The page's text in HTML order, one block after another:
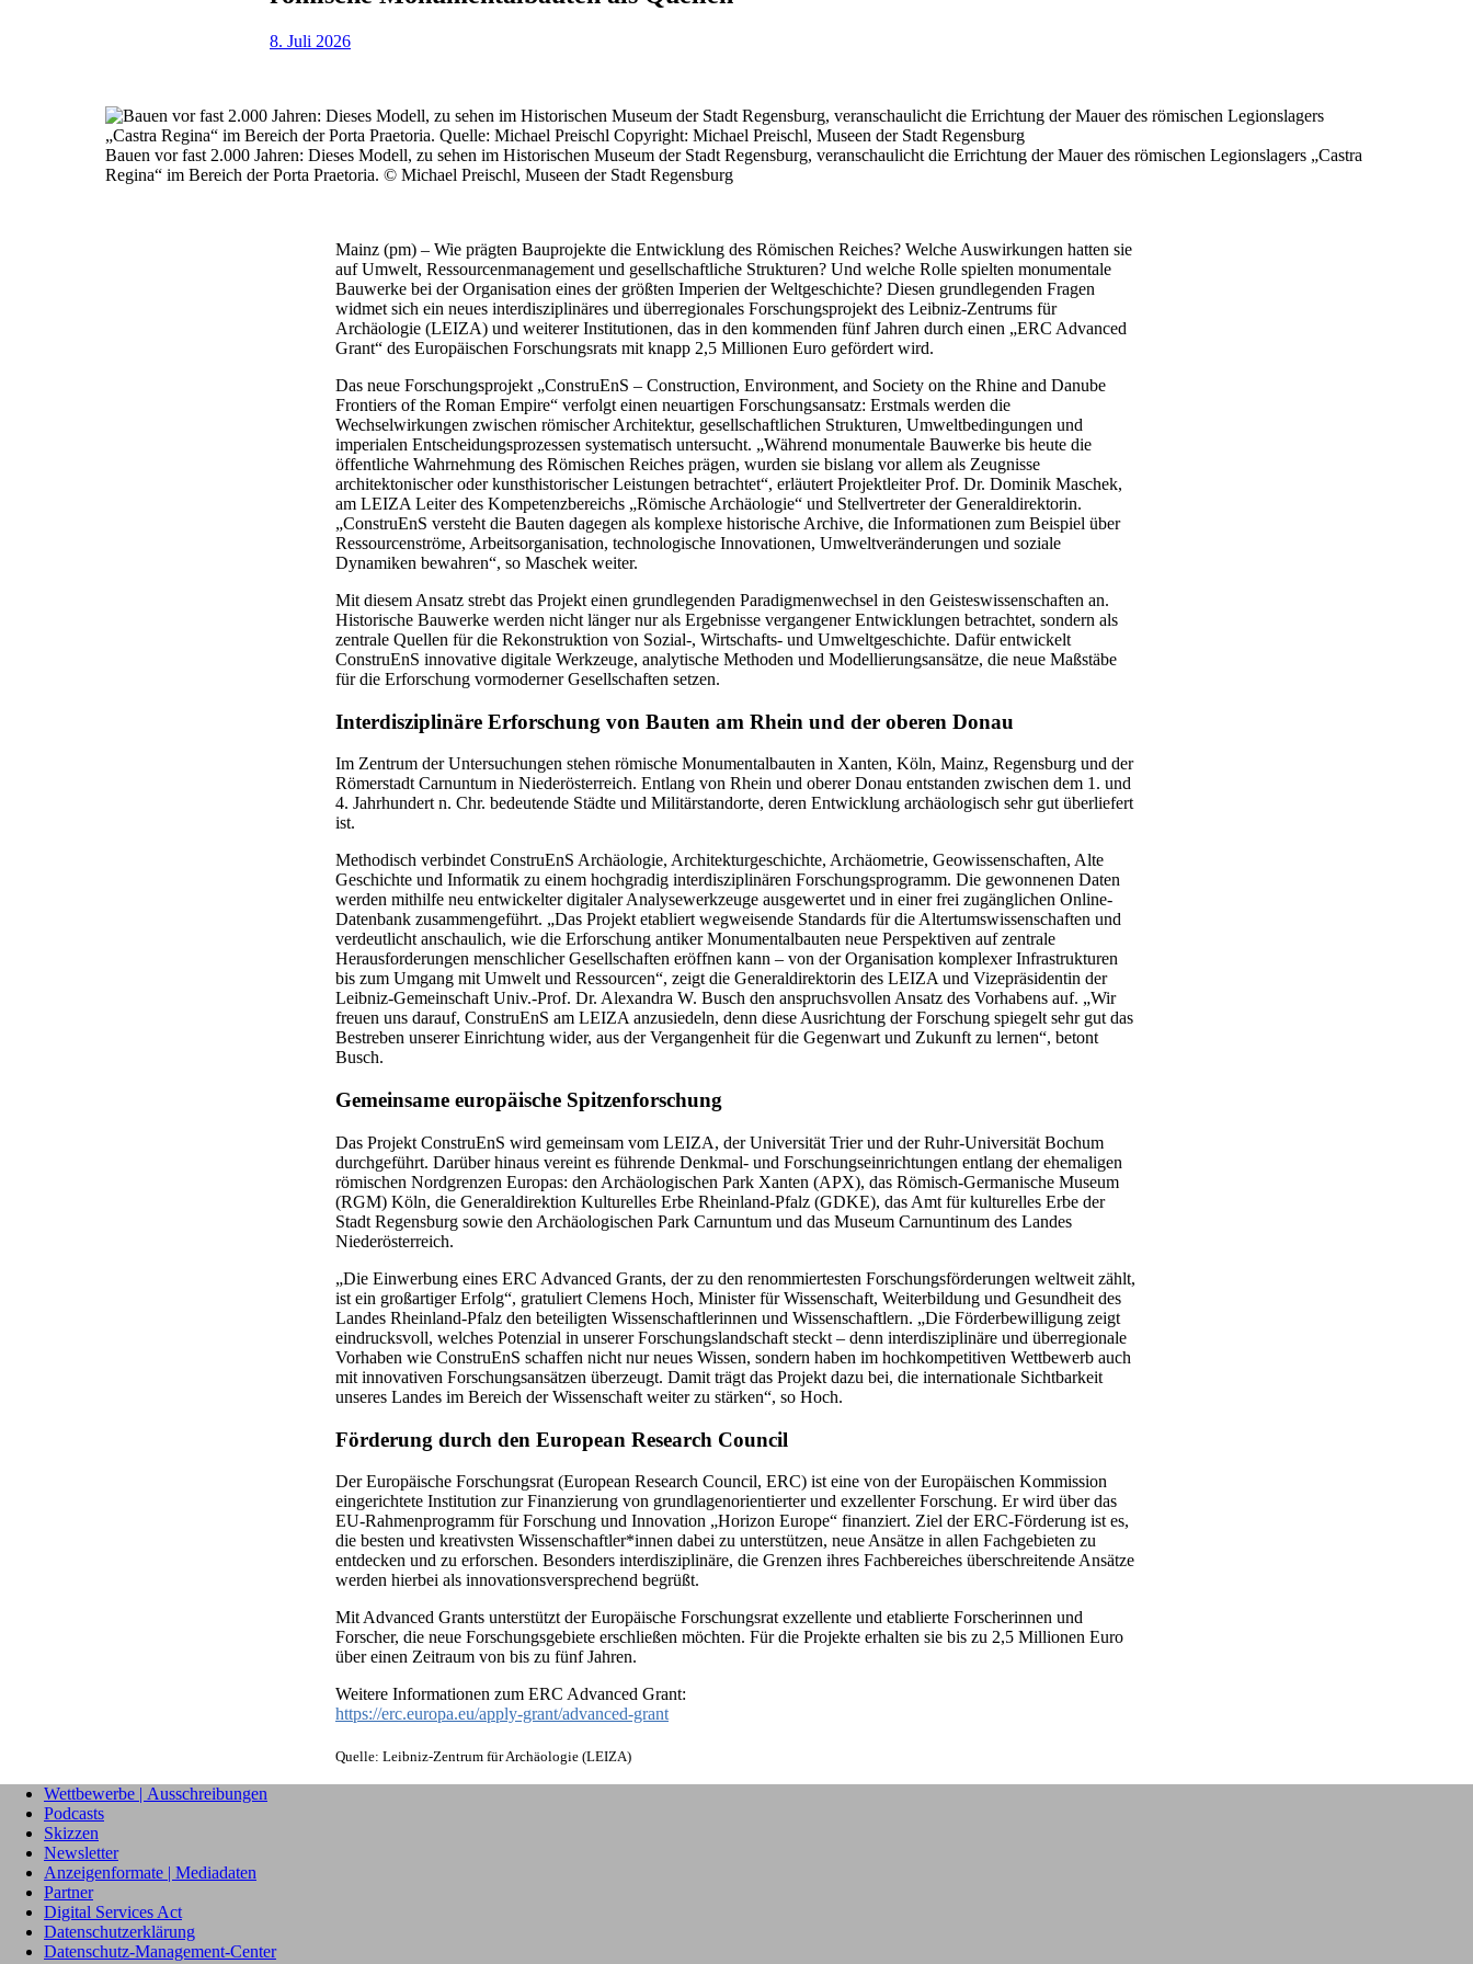
8. Juli 2026
Bauen vor fast 2.000 Jahren: Dieses Modell, zu sehen im Historischen Museum der Stadt Regensburg, veranschaulicht die Errichtung der Mauer des römischen Legionslagers „Castra
Regina“ im Bereich der Porta Praetoria. © Michael Preischl, Museen der Stadt Regensburg
Mainz (pm) – Wie prägten Bauprojekte die Entwicklung des Römischen Reiches? Welche Auswirkungen hatten sie
auf Umwelt, Ressourcenmanagement und gesellschaftliche Strukturen? Und welche Rolle spielten monumentale
Bauwerke bei der Organisation eines der größten Imperien der Weltgeschichte? Diesen grundlegenden Fragen
widmet sich ein neues interdisziplinäres und überregionales Forschungsprojekt des Leibniz-Zentrums für
Archäologie (LEIZA) und weiterer Institutionen, das in den kommenden fünf Jahren durch einen „ERC Advanced
Grant“ des Europäischen Forschungsrats mit knapp 2,5 Millionen Euro gefördert wird.
Das neue Forschungsprojekt „ConstruEnS – Construction, Environment, and Society on the Rhine and Danube
Frontiers of the Roman Empire“ verfolgt einen neuartigen Forschungsansatz: Erstmals werden die
Wechselwirkungen zwischen römischer Architektur, gesellschaftlichen Strukturen, Umweltbedingungen und
imperialen Entscheidungsprozessen systematisch untersucht. „Während monumentale Bauwerke bis heute die
öffentliche Wahrnehmung des Römischen Reiches prägen, wurden sie bislang vor allem als Zeugnisse
architektonischer oder kunsthistorischer Leistungen betrachtet“, erläutert Projektleiter Prof. Dr. Dominik Maschek,
am LEIZA Leiter des Kompetenzbereichs „Römische Archäologie“ und Stellvertreter der Generaldirektorin.
„ConstruEnS versteht die Bauten dagegen als komplexe historische Archive, die Informationen zum Beispiel über
Ressourcenströme, Arbeitsorganisation, technologische Innovationen, Umweltveränderungen und soziale
Dynamiken bewahren“, so Maschek weiter.
Mit diesem Ansatz strebt das Projekt einen grundlegenden Paradigmenwechsel in den Geisteswissenschaften an.
Historische Bauwerke werden nicht länger nur als Ergebnisse vergangener Entwicklungen betrachtet, sondern als
zentrale Quellen für die Rekonstruktion von Sozial-, Wirtschafts- und Umweltgeschichte. Dafür entwickelt
ConstruEnS innovative digitale Werkzeuge, analytische Methoden und Modellierungsansätze, die neue Maßstäbe
für die Erforschung vormoderner Gesellschaften setzen.
Interdisziplinäre Erforschung von Bauten am Rhein und der oberen Donau
Im Zentrum der Untersuchungen stehen römische Monumentalbauten in Xanten, Köln, Mainz, Regensburg und der
Römerstadt Carnuntum in Niederösterreich. Entlang von Rhein und oberer Donau entstanden zwischen dem 1. und
4. Jahrhundert n. Chr. bedeutende Städte und Militärstandorte, deren Entwicklung archäologisch sehr gut überliefert
ist.
Methodisch verbindet ConstruEnS Archäologie, Architekturgeschichte, Archäometrie, Geowissenschaften, Alte
Geschichte und Informatik zu einem hochgradig interdisziplinären Forschungsprogramm. Die gewonnenen Daten
werden mithilfe neu entwickelter digitaler Analysewerkzeuge ausgewertet und in einer frei zugänglichen Online-
Datenbank zusammengeführt. „Das Projekt etabliert wegweisende Standards für die Altertumswissenschaften und
verdeutlicht anschaulich, wie die Erforschung antiker Monumentalbauten neue Perspektiven auf zentrale
Herausforderungen menschlicher Gesellschaften eröffnen kann – von der Organisation komplexer Infrastrukturen
bis zum Umgang mit Umwelt und Ressourcen“, zeigt die Generaldirektorin des LEIZA und Vizepräsidentin der
Leibniz-Gemeinschaft Univ.-Prof. Dr. Alexandra W. Busch den anspruchsvollen Ansatz des Vorhabens auf. „Wir
freuen uns darauf, ConstruEnS am LEIZA anzusiedeln, denn diese Ausrichtung der Forschung spiegelt sehr gut das
Bestreben unserer Einrichtung wider, aus der Vergangenheit für die Gegenwart und Zukunft zu lernen“, betont
Busch.
Gemeinsame europäische Spitzenforschung
Das Projekt ConstruEnS wird gemeinsam vom LEIZA, der Universität Trier und der Ruhr-Universität Bochum
durchgeführt. Darüber hinaus vereint es führende Denkmal- und Forschungseinrichtungen entlang der ehemaligen
römischen Nordgrenzen Europas: den Archäologischen Park Xanten (APX), das Römisch-Germanische Museum
(RGM) Köln, die Generaldirektion Kulturelles Erbe Rheinland-Pfalz (GDKE), das Amt für kulturelles Erbe der
Stadt Regensburg sowie den Archäologischen Park Carnuntum und das Museum Carnuntinum des Landes
Niederösterreich.
„Die Einwerbung eines ERC Advanced Grants, der zu den renommiertesten Forschungsförderungen weltweit zählt,
ist ein großartiger Erfolg“, gratuliert Clemens Hoch, Minister für Wissenschaft, Weiterbildung und Gesundheit des
Landes Rheinland-Pfalz den beteiligten Wissenschaftlerinnen und Wissenschaftlern. „Die Förderbewilligung zeigt
eindrucksvoll, welches Potenzial in unserer Forschungslandschaft steckt – denn interdisziplinäre und überregionale
Vorhaben wie ConstruEnS schaffen nicht nur neues Wissen, sondern haben im hochkompetitiven Wettbewerb auch
mit innovativen Forschungsansätzen überzeugt. Damit trägt das Projekt dazu bei, die internationale Sichtbarkeit
unseres Landes im Bereich der Wissenschaft weiter zu stärken“, so Hoch.
Förderung durch den European Research Council
Der Europäische Forschungsrat (European Research Council, ERC) ist eine von der Europäischen Kommission
eingerichtete Institution zur Finanzierung von grundlagenorientierter und exzellenter Forschung. Er wird über das
EU-Rahmenprogramm für Forschung und Innovation „Horizon Europe“ finanziert. Ziel der ERC-Förderung ist es,
die besten und kreativsten Wissenschaftler*innen dabei zu unterstützen, neue Ansätze in allen Fachgebieten zu
entdecken und zu erforschen. Besonders interdisziplinäre, die Grenzen ihres Fachbereiches überschreitende Ansätze
werden hierbei als innovationsversprechend begrüßt.
Mit Advanced Grants unterstützt der Europäische Forschungsrat exzellente und etablierte Forscherinnen und
Forscher, die neue Forschungsgebiete erschließen möchten. Für die Projekte erhalten sie bis zu 2,5 Millionen Euro
über einen Zeitraum von bis zu fünf Jahren.
Weitere Informationen zum ERC Advanced Grant:
https://erc.europa.eu/apply-grant/advanced-grant
Quelle: Leibniz-Zentrum für Archäologie (LEIZA)
Wettbewerbe | Ausschreibungen
Podcasts
Skizzen
Newsletter
Anzeigenformate | Mediadaten
Partner
Digital Services Act
Datenschutzerklärung
Datenschutz-Management-Center